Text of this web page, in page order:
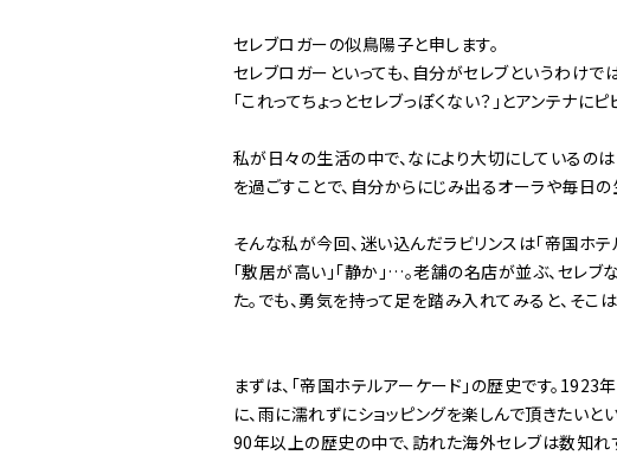
セレブロガーの似鳥陽子と申します。
セレブロガーといっても、自分がセレブというわけでは
「これってちょっとセレブっぽくない？」とアンテナ
私が日々の生活の中で、なにより大切にしているのは
を過ごすことで、自分からにじみ出るオーラや毎日
そんな私が今回、迷い込んだラビリンスは「帝国ホテ
「敷居が高い」「静か」…。老舗の名店が並ぶ、セレ
た。でも、勇気を持って足を踏み入れてみると、そこ
まずは、「帝国ホテルアーケード」の歴史です。
に、雨に濡れずにショッピングを楽しんで頂きたいと
90年以上の歴史の中で、訪れた海外セレブは数知れず